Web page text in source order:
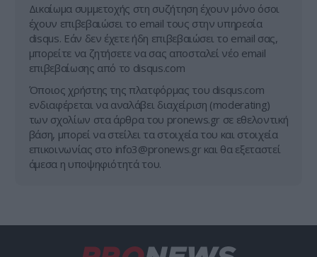
Δικαίωμα συμμετοχής στη συζήτηση έχουν μόνο όσοι
έχουν επιβεβαιώσει το email τους στην υπηρεσία
disqus. Εάν δεν έχετε ήδη επιβεβαιώσει το email σας,
μπορείτε να ζητήσετε να σας αποσταλεί νέο email
επιβεβαίωσης από το disqus.com
Όποιος χρήστης της πλατφόρμας του disqus.com
ενδιαφέρεται να αναλάβει διαχείριση (moderating)
των σχολίων στα άρθρα του pronews.gr σε εθελοντική
βάση, μπορεί να στείλει τα στοιχεία του και στοιχεία
επικοινωνίας στο info3@pronews.gr και θα εξεταστεί
άμεσα η υποψηφιότητά του.